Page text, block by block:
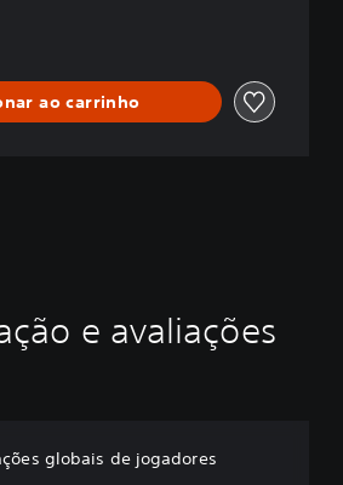
ao carrinho
e avaliações
globais de jogadores